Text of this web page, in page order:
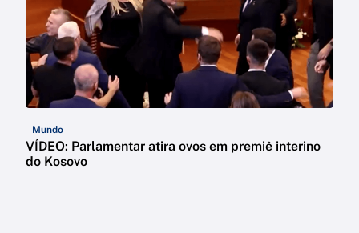
Mundo
VÍDEO: Parlamentar atira ovos em premiê interino
do Kosovo